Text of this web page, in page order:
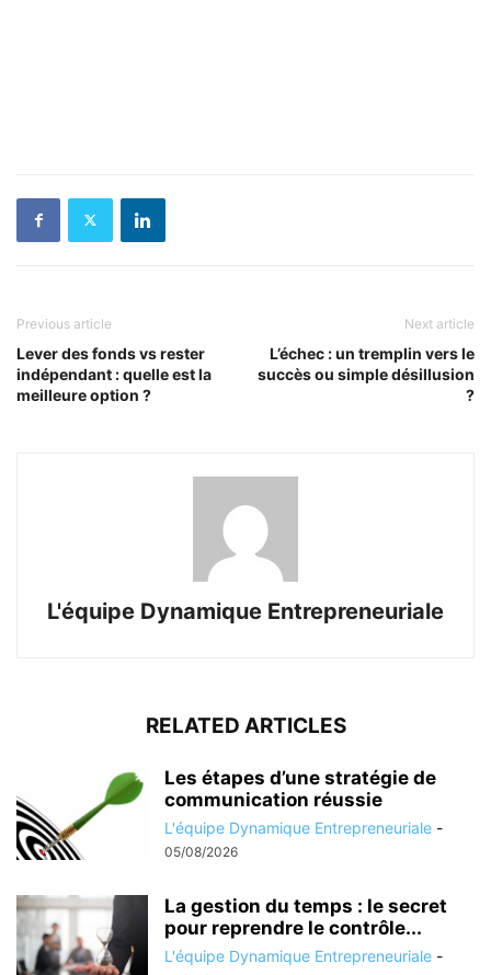
Previous article
Lever des fonds vs rester
indépendant : quelle est la
meilleure option ?
Next article
L’échec : un tremplin vers le
succès ou simple désillusion
?
L'équipe Dynamique Entrepreneuriale
RELATED ARTICLES
Les étapes d’une stratégie de
communication réussie
L'équipe Dynamique Entrepreneuriale -
05/08/2026
La gestion du temps : le secret
pour reprendre le contrôle...
L'équipe Dynamique Entrepreneuriale -